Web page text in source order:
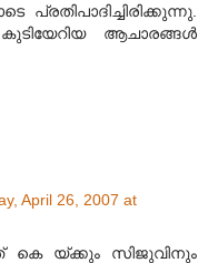
ആചാരങ്ങള്‍
April 26, 2007 at
കെ യ്ക്കും സിജുവിനും